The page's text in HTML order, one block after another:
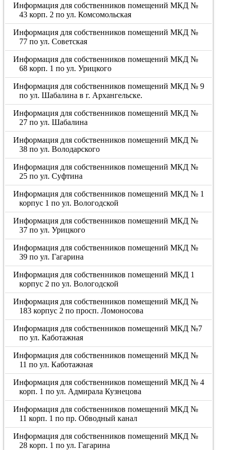
Информация для собственников помещений МКД №
43 корп. 2 по ул. Комсомольская
Информация для собственников помещений МКД №
77 по ул. Советская
Информация для собственников помещений МКД №
68 корп. 1 по ул. Урицкого
Информация для собственников помещений МКД № 9
по ул. Шабалина в г. Архангельске.
Информация для собственников помещений МКД №
27 по ул. Шабалина
Информация для собственников помещений МКД №
38 по ул. Володарского
Информация для собственников помещений МКД №
25 по ул. Суфтина
Информация для собственников помещений МКД № 1
корпус 1 по ул. Вологодской
Информация для собственников помещений МКД №
37 по ул. Урицкого
Информация для собственников помещений МКД №
39 по ул. Гагарина
Информация для собственников помещений МКД 1
корпус 2 по ул. Вологодской
Информация для собственников помещений МКД №
183 корпус 2 по просп. Ломоносова
Информация для собственников помещений МКД №7
по ул. Каботажная
Информация для собственников помещений МКД №
11 по ул. Каботажная
Информация для собственников помещений МКД № 4
корп. 1 по ул. Адмирала Кузнецова
Информация для собственников помещений МКД №
11 корп. 1 по пр. Обводный канал
Информация для собственников помещений МКД №
28 корп. 1 по ул. Гагарина